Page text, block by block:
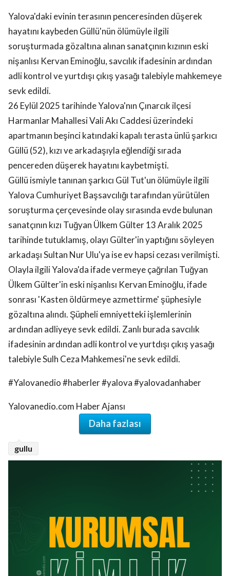
Yalova'daki evinin terasının penceresinden düşerek
hayatını kaybeden Güllü'nün ölümüyle ilgili
soruşturmada gözaltına alınan sanatçının kızının eski
nişanlısı Kervan Eminoğlu, savcılık ifadesinin ardından
adli kontrol ve yurtdışı çıkış yasağı talebiyle mahkemeye
sevk edildi.
26 Eylül 2025 tarihinde Yalova'nın Çınarcık ilçesi
Harmanlar Mahallesi Vali Akı Caddesi üzerindeki
apartmanın beşinci katındaki kapalı terasta ünlü şarkıcı
Güllü (52), kızı ve arkadaşıyla eğlendiği sırada
pencereden düşerek hayatını kaybetmişti.
Güllü ismiyle tanınan şarkıcı Gül Tut'un ölümüyle ilgili
Yalova Cumhuriyet Başsavcılığı tarafından yürütülen
soruşturma çerçevesinde olay sırasında evde bulunan
sanatçının kızı Tuğyan Ülkem Gülter 13 Aralık 2025
tarihinde tutuklamış, olayı Gülter'in yaptığını söyleyen
arkadaşı Sultan Nur Ulu'ya ise ev hapsi cezası verilmişti.
Olayla ilgili Yalova'da ifade vermeye çağrılan Tuğyan
Ülkem Gülter'in eski nişanlısı Kervan Eminoğlu, ifade
sonrası 'Kasten öldürmeye azmettirme' şüphesiyle
gözaltına alındı. Şüpheli emniyetteki işlemlerinin
ardından adliyeye sevk edildi. Zanlı burada savcılık
ifadesinin ardından adli kontrol ve yurtdışı çıkış yasağı
talebiyle Sulh Ceza Mahkemesi'ne sevk edildi.
#Yalovanedio #haberler #yalova #yalovadanhaber
Yalovanedio.com Haber Ajansı
Daha fazlası
gullu